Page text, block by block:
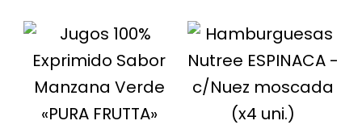
FRUTA»
(1Lts.)
cantidad